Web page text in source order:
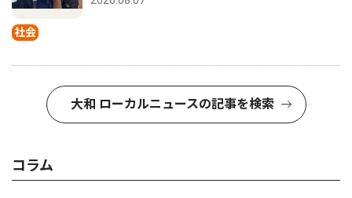
社会
大和 ローカルニュースの記事を検索
コラム